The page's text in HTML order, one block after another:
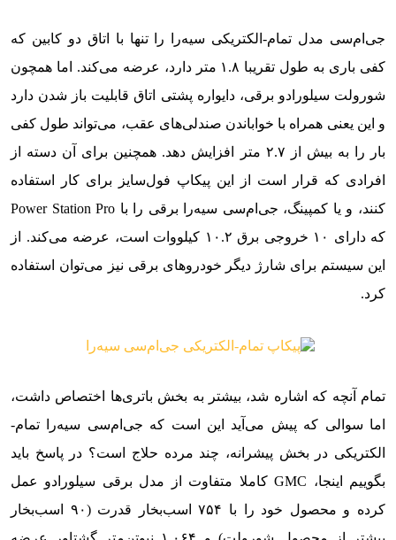
جی‌ام‌سی مدل تمام-الکتریکی سیه‌را را تنها با اتاق دو کابین که
کفی باری به طول تقریبا ۱.۸ متر دارد، عرضه می‌کند. اما همچون
شورولت سیلورادو برقی، دایواره پشتی اتاق قابلیت باز شدن دارد
و این یعنی همراه با خواباندن صندلی‌های عقب، می‌تواند طول کفی
بار را به بیش از ۲.۷ متر افزایش دهد. همچنین برای آن دسته از
افرادی که قرار است از این پیکاپ فول‌سایز برای کار استفاده
کنند، و یا کمپینگ، جی‌ام‌سی سیه‌را برقی را با Power Station Pro
که دارای ۱۰ خروجی برق ۱۰.۲ کیلووات است، عرضه می‌کند. از
این سیستم برای شارژ دیگر خودروهای برقی نیز می‌توان استفاده
کرد.
تمام آنچه که اشاره شد، بیشتر به بخش باتری‌ها اختصاص داشت،
اما سوالی که پیش می‌آید این است که جی‌ام‌سی سیه‌را تمام-
الکتریکی در بخش پیشرانه، چند مرده حلاج است؟ در پاسخ باید
بگوییم اینجا، GMC کاملا متفاوت از مدل برقی سیلورادو عمل
کرده و محصول خود را با ۷۵۴ اسب‌بخار قدرت (۹۰ اسب‌بخار